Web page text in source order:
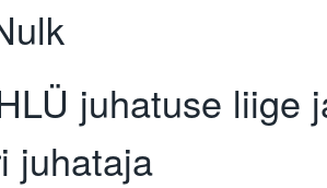
juhatuse liige
juhataja